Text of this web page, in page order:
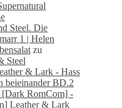
Steel. Die
1 | Helen
zu
Steel
& Lark - Hass
beieinander BD.2
[Dark RomCom] -
Leather & Lark